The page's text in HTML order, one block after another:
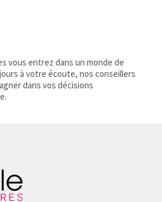
vous entrez dans un monde de
à votre écoute, nos conseillers
dans vos décisions